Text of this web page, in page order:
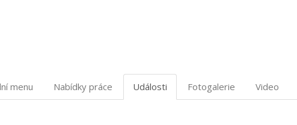
menu Nabídky práce Události Fotogalerie Video